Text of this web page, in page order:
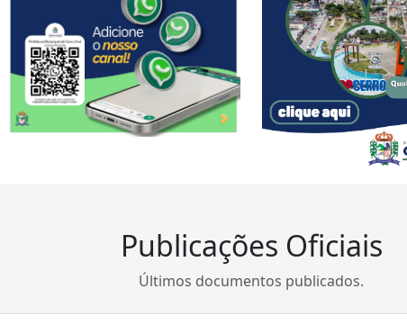
Publicações Oficiais
Últimos documentos publicados.